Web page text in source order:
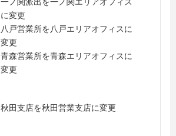
に変更
八戸営業所を八戸エリアオフィスに
変更
青森営業所を青森エリアオフィスに
変更
秋田支店を秋田営業支店に変更